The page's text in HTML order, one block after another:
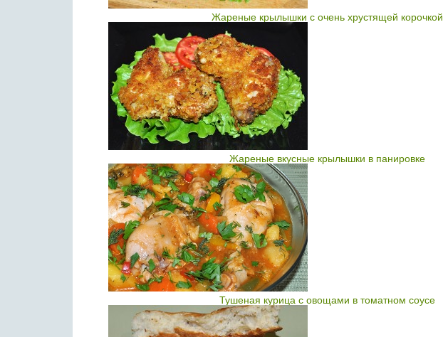
Жареные крылышки с очень хрустящей корочкой
Жареные вкусные крылышки в панировке
Тушеная курица с овощами в томатном соусе